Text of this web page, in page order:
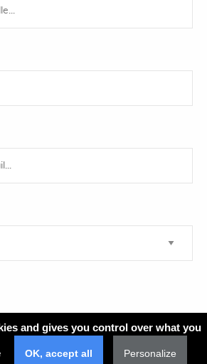
and gives you control over what you
OK, accept all Personalize